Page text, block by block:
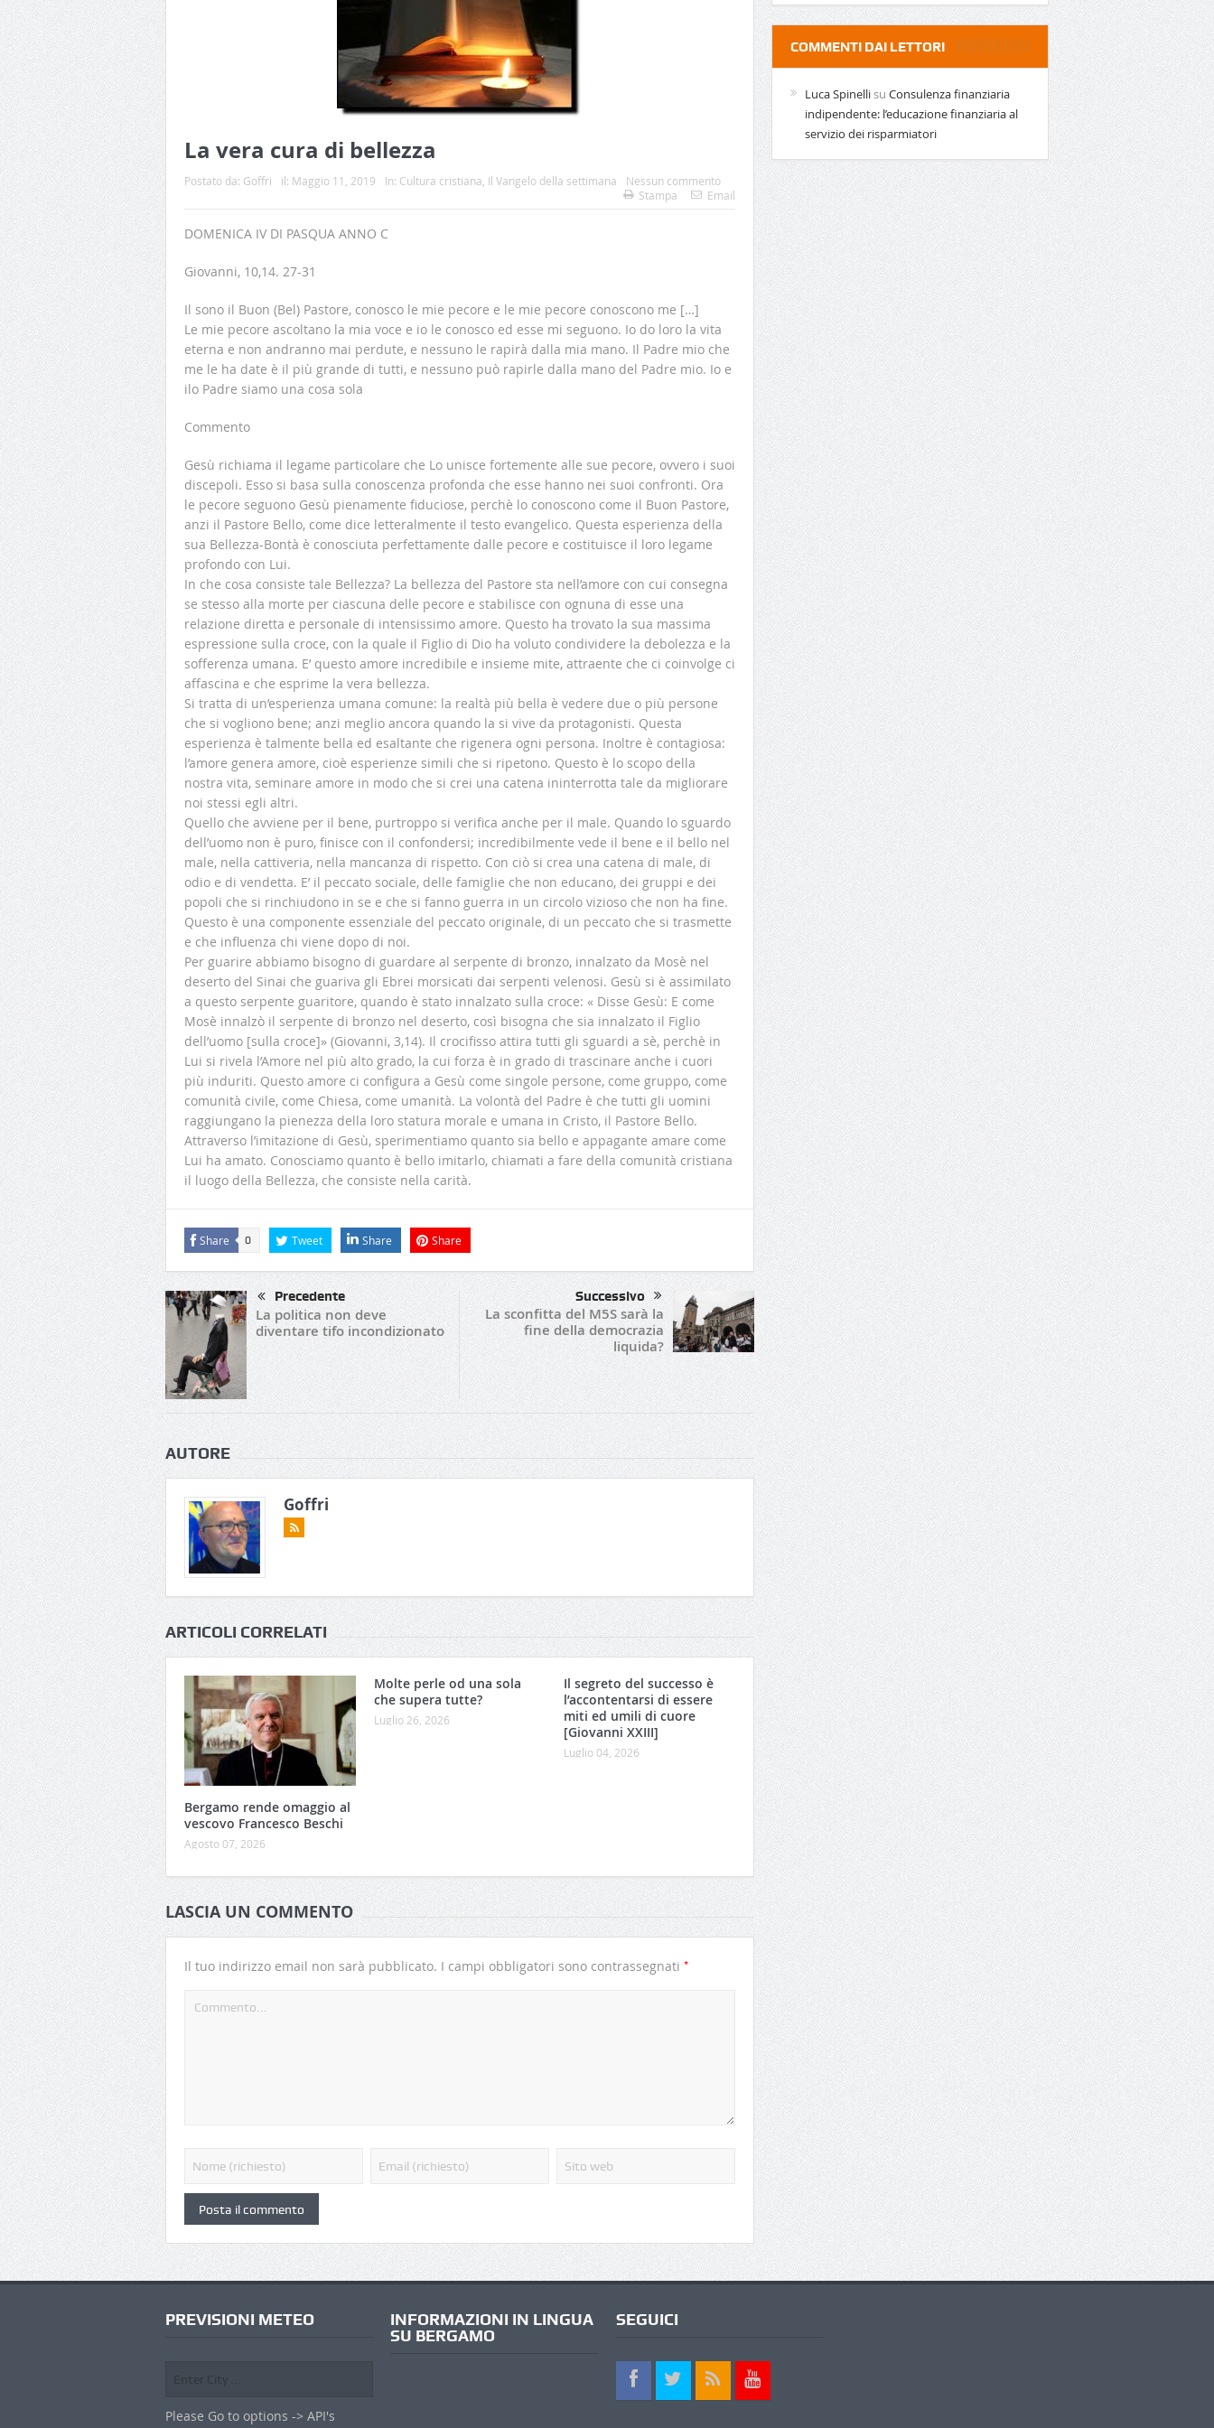
La vera cura di bellezza
Postato da: Goffri il: Maggio 11, 2019 In: Cultura cristiana Il Vangelo della settimana
Nessun commento
Stampa
Email
DOMENICA IV DI PASQUA ANNO C
Giovanni, 10,14. 27-31
Il sono il Buon (Bel) Pastore, conosco le mie pecore e le mie pecore conoscono me […]
Le mie pecore ascoltano la mia voce e io le conosco ed esse mi seguono. Io do loro la vita
eterna e non andranno mai perdute, e nessuno le rapirà dalla mia mano. Il Padre mio che
me le ha date è il più grande di tutti, e nessuno può rapirle dalla mano del Padre mio. Io e
ilo Padre siamo una cosa sola
Commento
Gesù richiama il legame particolare che Lo unisce fortemente alle sue pecore, ovvero i suoi
discepoli. Esso si basa sulla conoscenza profonda che esse hanno nei suoi confronti. Ora
le pecore seguono Gesù pienamente fiduciose, perchè lo conoscono come il Buon Pastore,
anzi il Pastore Bello, come dice letteralmente il testo evangelico. Questa esperienza della
sua Bellezza-Bontà è conosciuta perfettamente dalle pecore e costituisce il loro legame
profondo con Lui.
In che cosa consiste tale Bellezza? La bellezza del Pastore sta nell’amore con cui consegna
se stesso alla morte per ciascuna delle pecore e stabilisce con ognuna di esse una
relazione diretta e personale di intensissimo amore. Questo ha trovato la sua massima
espressione sulla croce, con la quale il Figlio di Dio ha voluto condividere la debolezza e la
sofferenza umana. E’ questo amore incredibile e insieme mite, attraente che ci coinvolge ci
affascina e che esprime la vera bellezza.
Si tratta di un’esperienza umana comune: la realtà più bella è vedere due o più persone
che si vogliono bene; anzi meglio ancora quando la si vive da protagonisti. Questa
esperienza è talmente bella ed esaltante che rigenera ogni persona. Inoltre è contagiosa:
l’amore genera amore, cioè esperienze simili che si ripetono. Questo è lo scopo della
nostra vita, seminare amore in modo che si crei una catena ininterrotta tale da migliorare
noi stessi egli altri.
Quello che avviene per il bene, purtroppo si verifica anche per il male. Quando lo sguardo
dell’uomo non è puro, finisce con il confondersi; incredibilmente vede il bene e il bello nel
male, nella cattiveria, nella mancanza di rispetto. Con ciò si crea una catena di male, di
odio e di vendetta. E’ il peccato sociale, delle famiglie che non educano, dei gruppi e dei
popoli che si rinchiudono in se e che si fanno guerra in un circolo vizioso che non ha fine.
Questo è una componente essenziale del peccato originale, di un peccato che si trasmette
e che influenza chi viene dopo di noi.
Per guarire abbiamo bisogno di guardare al serpente di bronzo, innalzato da Mosè nel
deserto del Sinai che guariva gli Ebrei morsicati dai serpenti velenosi. Gesù si è assimilato
a questo serpente guaritore, quando è stato innalzato sulla croce: « Disse Gesù: E come
Mosè innalzò il serpente di bronzo nel deserto, così bisogna che sia innalzato il Figlio
dell’uomo [sulla croce]» (Giovanni, 3,14). Il crocifisso attira tutti gli sguardi a sè, perchè in
Lui si rivela l’Amore nel più alto grado, la cui forza è in grado di trascinare anche i cuori
più induriti. Questo amore ci configura a Gesù come singole persone, come gruppo, come
comunità civile, come Chiesa, come umanità. La volontà del Padre è che tutti gli uomini
raggiungano la pienezza della loro statura morale e umana in Cristo, il Pastore Bello.
Attraverso l’imitazione di Gesù, sperimentiamo quanto sia bello e appagante amare come
Lui ha amato. Conosciamo quanto è bello imitarlo, chiamati a fare della comunità cristiana
il luogo della Bellezza, che consiste nella carità.
Share 0 Tweet Share Share
Precedente
La politica non deve
diventare tifo incondizionato
Successivo
La sconfitta del M5S sarà la
fine della democrazia
liquida?
AUTORE
Goffri
ARTICOLI CORRELATI
Bergamo rende omaggio al
vescovo Francesco Beschi
Agosto 07, 2026
Molte perle od una sola
che supera tutte?
Luglio 26, 2026
Il segreto del successo è
l’accontentarsi di essere
miti ed umili di cuore
[Giovanni XXIII]
Luglio 04, 2026
LASCIA UN COMMENTO
Il tuo indirizzo email non sarà pubblicato. I campi obbligatori sono contrassegnati *
COMMENTI DAI LETTORI
Luca Spinellisu Consulenza finanziaria
indipendente: l’educazione finanziaria al
servizio dei risparmiatori
PREVISIONI METEO
Please Go to options -> API's
INFORMAZIONI IN LINGUA
SU BERGAMO
SEGUICI